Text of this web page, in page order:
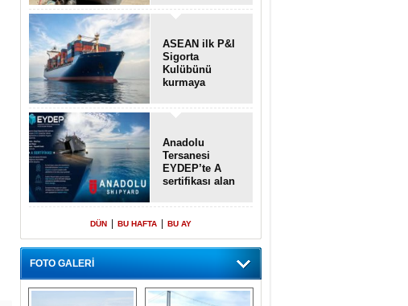
ASEAN ilk P&I
Sigorta
Kulübünü
kurmaya
Anadolu
Tersanesi
EYDEP’te A
sertifikası alan
DÜN BU HAFTA BU AY
FOTO GALERİ